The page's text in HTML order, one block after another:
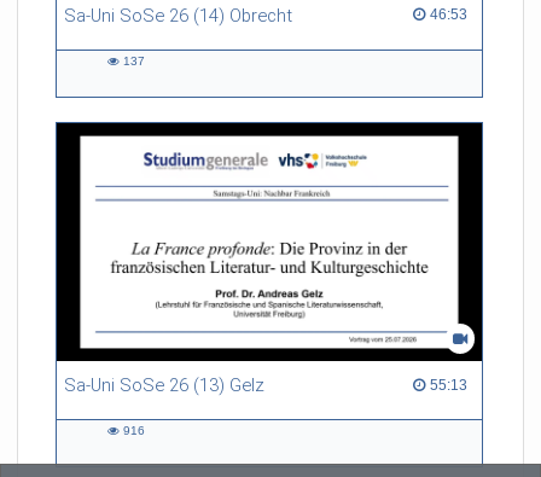
Sa-Uni SoSe 26 (14) Obrecht 46:53
46:53 duration
137
Sa-Uni SoSe 26 (13) Gelz 55:13
55:13 duration
916